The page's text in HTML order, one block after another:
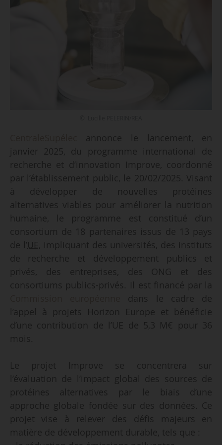
annonce le lancement, en
janvier 2025, du programme international de
recherche et d’innovation Improve, coordonné
par l’établissement public, le 20/02/2025. Visant
à développer de nouvelles protéines
alternatives viables pour améliorer la nutrition
humaine, le programme est constitué d’un
consortium de 18 partenaires issus de 13 pays
de l’UE, impliquant des universités, des instituts
de recherche et développement publics et
privés, des entreprises, des ONG et des
consortiums publics-privés. Il est financé par la
dans le cadre de
l’appel à projets Horizon Europe et bénéficie
d’une contribution de l’UE de 5,3 M€ pour 36
mois.
Le projet Improve se concentrera sur
l’évaluation de l’impact global des sources de
protéines alternatives par le biais d’une
approche globale fondée sur des données. Ce
projet vise à relever des défis majeurs en
matière de développement durable, tels que :